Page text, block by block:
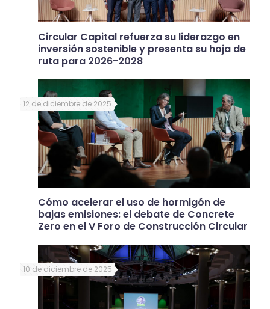
Circular Capital refuerza su liderazgo en
inversión sostenible y presenta su hoja de
ruta para 2026-2028
12 de diciembre de 2025
Cómo acelerar el uso de hormigón de
bajas emisiones: el debate de Concrete
Zero en el V Foro de Construcción Circular
10 de diciembre de 2025